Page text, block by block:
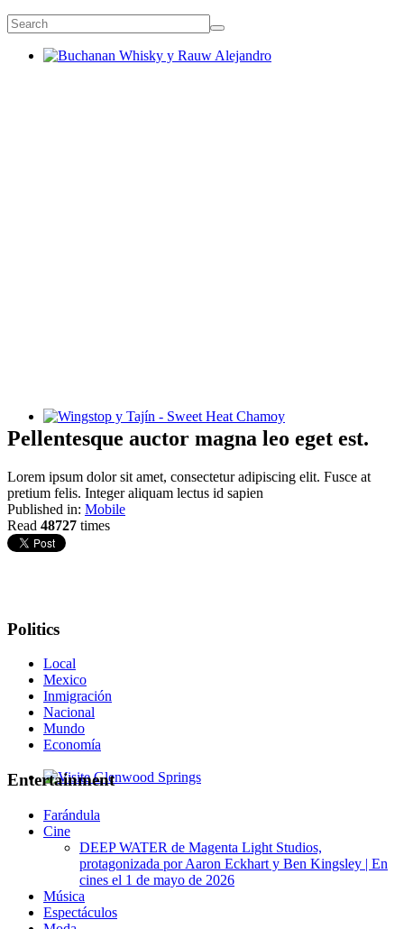
Wingstop y Tajín - Sweet Heat Chamoy
Pellentesque auctor magna leo eget est.
Lorem ipsum dolor sit amet, consectetur adipiscing elit. Fusce at
pretium felis. Integer aliquam lectus id sapien
Published in: Mobile
Read 48727 times
Politics
Local
Mexico
Inmigración
Nacional
Mundo
Economía
Entertainment
Farándula
Cine
DEEP WATER de Magenta Light Studios,
protagonizada por Aaron Eckhart y Ben Kingsley | En
cines el 1 de mayo de 2026
Música
Espectáculos